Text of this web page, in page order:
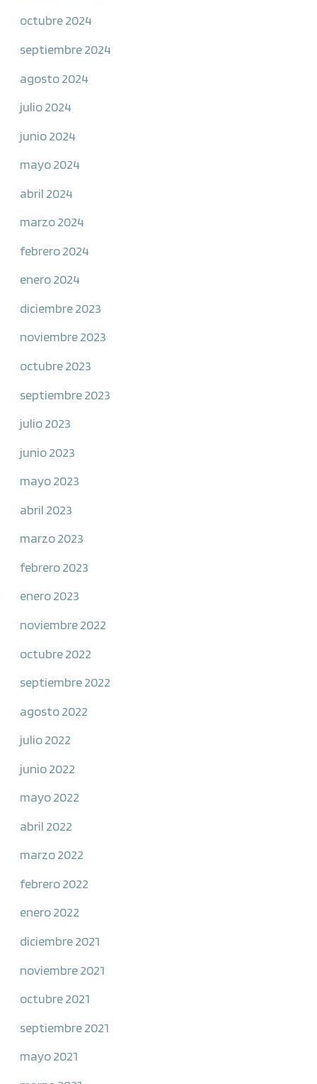
octubre 2024
septiembre 2024
agosto 2024
julio 2024
junio 2024
mayo 2024
abril 2024
marzo 2024
febrero 2024
enero 2024
diciembre 2023
noviembre 2023
octubre 2023
septiembre 2023
julio 2023
junio 2023
mayo 2023
abril 2023
marzo 2023
febrero 2023
enero 2023
noviembre 2022
octubre 2022
septiembre 2022
agosto 2022
julio 2022
junio 2022
mayo 2022
abril 2022
marzo 2022
febrero 2022
enero 2022
diciembre 2021
noviembre 2021
octubre 2021
septiembre 2021
mayo 2021